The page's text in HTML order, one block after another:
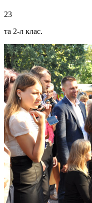
23
та 2-л клас.